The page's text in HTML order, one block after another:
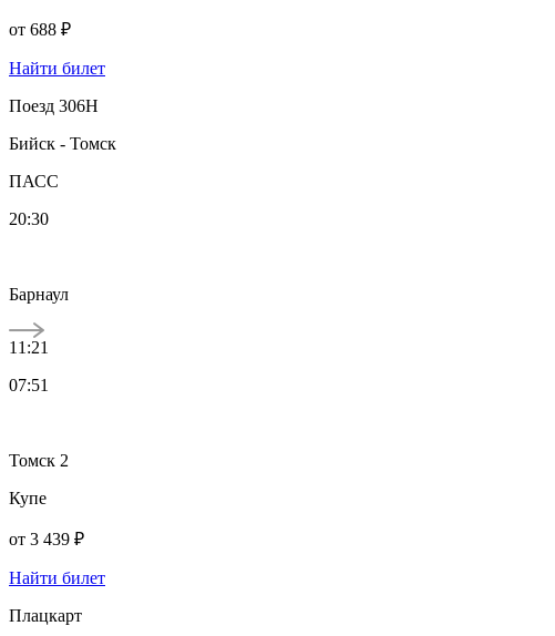
от 688 ₽
Найти билет
Поезд 306Н
Бийск - Томск
ПАСС
20:30
Барнаул
11:21
07:51
Томск 2
Купе
от 3 439 ₽
Найти билет
Плацкарт